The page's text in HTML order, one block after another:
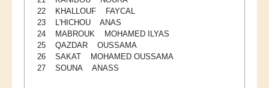
22 KHALLOUF FAYCAL
23 L'HICHOU ANAS
24 MABROUK MOHAMED ILYAS
25 QAZDAR OUSSAMA
26 SAKAT MOHAMED OUSSAMA
27 SOUNA ANASS